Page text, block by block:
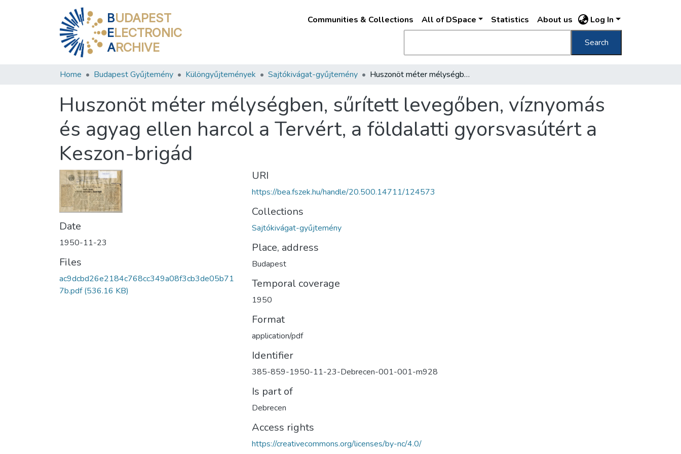
BUDAPEST
ELECTRONIC
ARCHIVE
Communities & Collections All of DSpace Statistics About us Log In
Search
Home Budapest Gyűjtemény Különgyűjtemények Sajtókivágat-gyűjtemény Huszonöt méter mélységben, sűrített levegőben, víznyomás és agyag ellen harcol a Tervért, a földalatti gyorsvasútért a Keszon-brigád
Huszonöt méter mélységben, sűrített levegőben, víznyomás
és agyag ellen harcol a Tervért, a földalatti gyorsvasútért a
Keszon-brigád
Date
1950-11-23
Files
ac9dcbd26e2184c768cc349a08f3cb3de05b71
7b.pdf(536.16 KB)
URI
https://bea.fszek.hu/handle/20.500.14711/124573
Collections
Sajtókivágat-gyűjtemény
Place, address
Budapest
Temporal coverage
1950
Format
application/pdf
Identifier
385-859-1950-11-23-Debrecen-001-001-m928
Is part of
Debrecen
Access rights
https://creativecommons.org/licenses/by-nc/4.0/